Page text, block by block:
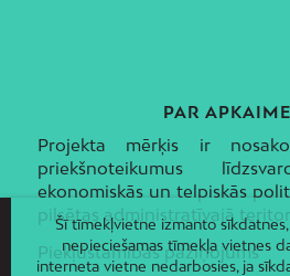
PAR
Projekta mērķis ir
priekšnoteikumus
ekonomiskās un telpiskās
pilsētas administratīvajā
Piekļūstamības paziņojums
Šī tīmekļvietne izmanto
nepieciešamas tīmekļa vietnes
interneta vietne nedarbosies, ja